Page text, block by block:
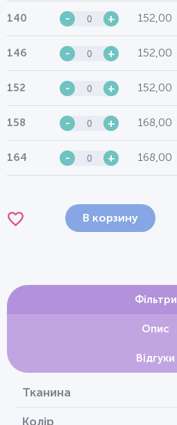
140 - + 152,00
146 - + 152,00
152 - + 152,00
158 - + 168,00
164 - + 168,00
В корзину
Фільтри
Опис
Відгуки
Тканина
Колір